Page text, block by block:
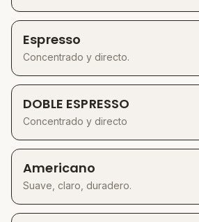
Espresso
Concentrado y directo.
DOBLE ESPRESSO
Concentrado y directo
Americano
Suave, claro, duradero.